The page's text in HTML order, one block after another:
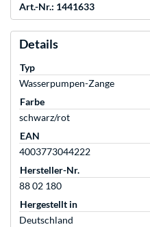
Art.-Nr.: 1441633
Details
Typ
Wasserpumpen-Zange
Farbe
schwarz/rot
EAN
4003773044222
Hersteller-Nr.
88 02 180
Hergestellt in
Deutschland